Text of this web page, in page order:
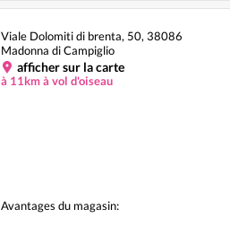
Viale Dolomiti di brenta, 50, 38086
Madonna di Campiglio
afficher sur la carte
à 11km à vol d'oiseau
Avantages du magasin: